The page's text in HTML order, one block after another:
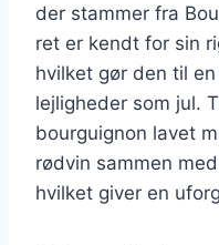
der stammer fra
ret er kendt for sin
hvilket gør den til
lejligheder som jul.
bourguignon lavet
rødvin sammen
hvilket giver en